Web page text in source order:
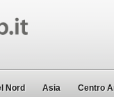
Nord Asia Centro